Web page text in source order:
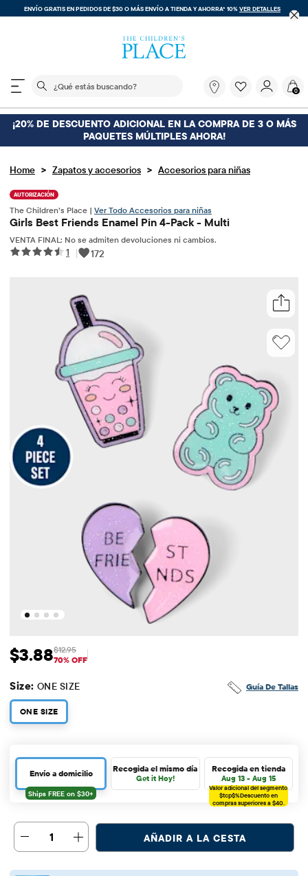
ENVÍO GRATIS EN PEDIDOS DE $30 O MÁSENVÍO A TIENDA Y AHORRA* 10%VER DETALLES
El siguiente campo de búsqueda filtra las
buscando?
0
¡20% DE DESCUENTO ADICIONAL EN LA COMPRA DE 3 O MÁS
PAQUETES MÚLTIPLES AHORA!
Home > Zapatos y accesorios > Accesorios para niñas
AUTORIZACIÓN
The Children’s Place | Ver Todo Accesorios para niñas
Girls Best Friends Enamel Pin 4-Pack - Multi
VENTA FINAL: No se admiten devoluciones ni cambios.
1 | 172
Precio de venta: $3.88
$3.88 Precio original: $12.95
$12.95
70% OFF
Guía De Tallas
Size: ONE SIZE
ONE SIZE
Envío a domicilio Recogida el mismo día
Get it Hoy!
Recogida en tienda
Aug 13 - Aug 15
Valor adicional del segmento
$tcp$%Descuento en
compras superiores a $40.
1 AÑADIR A LA CESTA